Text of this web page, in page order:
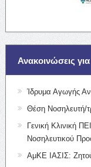
Ανακοινώσεις
Ίδρυμα Αγωγής
Θέση
Γενική Κλινική
Νοσηλευτικού
ΑμΚΕ ΙΑΣΙΣ: